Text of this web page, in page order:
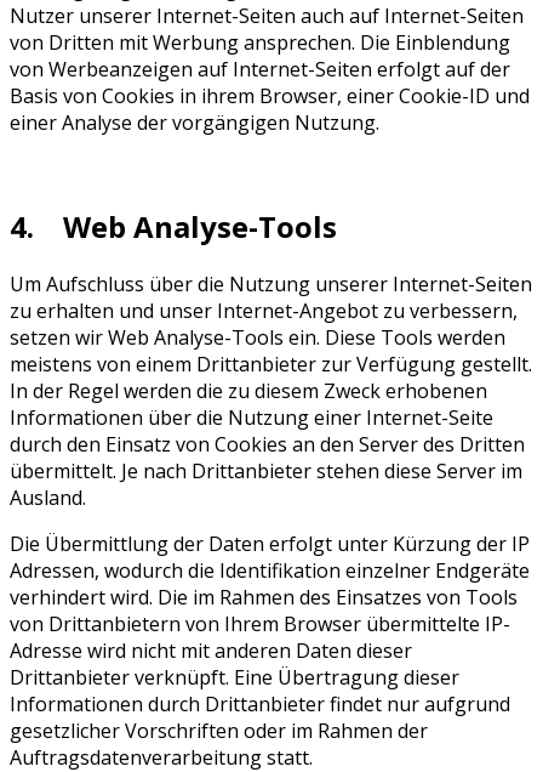
Nutzer unserer Internet-Seiten auch auf Internet-Seiten
von Dritten mit Werbung ansprechen. Die Einblendung
von Werbeanzeigen auf Internet-Seiten erfolgt auf der
Basis von Cookies in ihrem Browser, einer Cookie-ID und
einer Analyse der vorgängigen Nutzung.
4. Web Analyse-Tools
Um Aufschluss über die Nutzung unserer Internet-Seiten
zu erhalten und unser Internet-Angebot zu verbessern,
setzen wir Web Analyse-Tools ein. Diese Tools werden
meistens von einem Drittanbieter zur Verfügung gestellt.
In der Regel werden die zu diesem Zweck erhobenen
Informationen über die Nutzung einer Internet-Seite
durch den Einsatz von Cookies an den Server des Dritten
übermittelt. Je nach Drittanbieter stehen diese Server im
Ausland.
Die Übermittlung der Daten erfolgt unter Kürzung der IP
Adressen, wodurch die Identifikation einzelner Endgeräte
verhindert wird. Die im Rahmen des Einsatzes von Tools
von Drittanbietern von Ihrem Browser übermittelte IP-
Adresse wird nicht mit anderen Daten dieser
Drittanbieter verknüpft. Eine Übertragung dieser
Informationen durch Drittanbieter findet nur aufgrund
gesetzlicher Vorschriften oder im Rahmen der
Auftragsdatenverarbeitung statt.